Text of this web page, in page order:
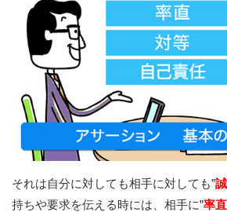
それは自分に対しても相手に対しても”
持ちや要求を伝える時には、相手に”率直